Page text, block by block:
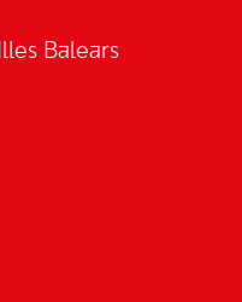
Balears